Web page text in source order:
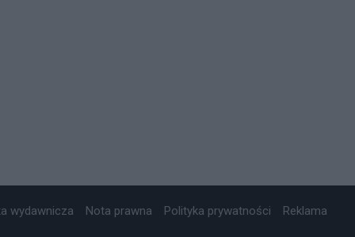
wydawnicza Nota prawna Polityka prywatności Reklama